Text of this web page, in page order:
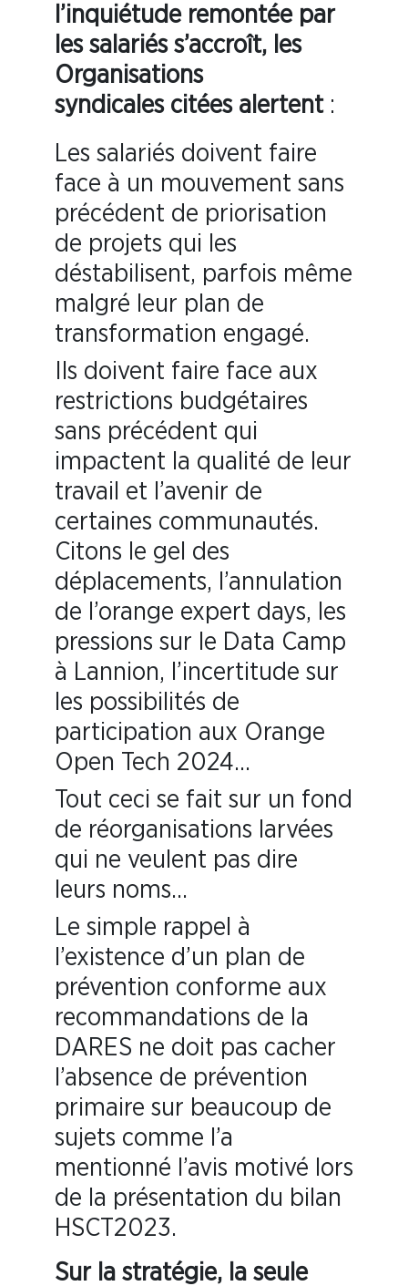
l’inquiétude remontée par
les salariés s’accroît, les
Organisations
syndicales citées alertent :
Les salariés doivent faire
face à un mouvement sans
précédent de priorisation
de projets qui les
déstabilisent, parfois même
malgré leur plan de
transformation engagé.
Ils doivent faire face aux
restrictions budgétaires
sans précédent qui
impactent la qualité de leur
travail et l’avenir de
certaines communautés.
Citons le gel des
déplacements, l’annulation
de l’orange expert days, les
pressions sur le Data Camp
à Lannion, l’incertitude sur
les possibilités de
participation aux Orange
Open Tech 2024…
Tout ceci se fait sur un fond
de réorganisations larvées
qui ne veulent pas dire
leurs noms…
Le simple rappel à
l’existence d’un plan de
prévention conforme aux
recommandations de la
DARES ne doit pas cacher
l’absence de prévention
primaire sur beaucoup de
sujets comme l’a
mentionné l’avis motivé lors
de la présentation du bilan
HSCT2023.
Sur la stratégie, la seule